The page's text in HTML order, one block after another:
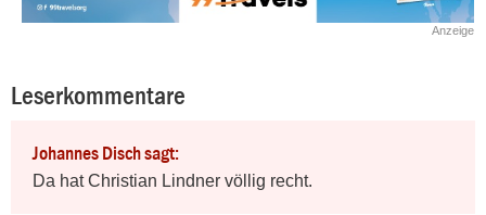
Anzeige
Leserkommentare
Johannes Disch sagt:
Da hat Christian Lindner völlig recht.